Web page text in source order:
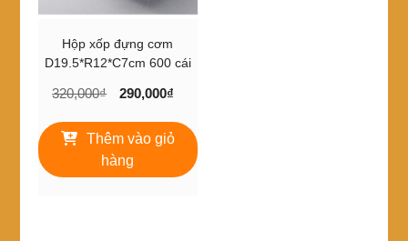
Hộp xốp đựng cơm
D19.5*R12*C7cm 600 cái
320,000₫
Giá
là:
320,000₫.
290,000₫
tại
290,000₫.
Thêm vào giỏ
hàng